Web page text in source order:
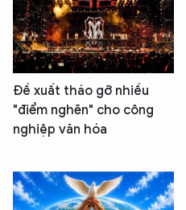
Đề xuất tháo gỡ nhiều
"điểm nghẽn" cho công
nghiệp văn hóa